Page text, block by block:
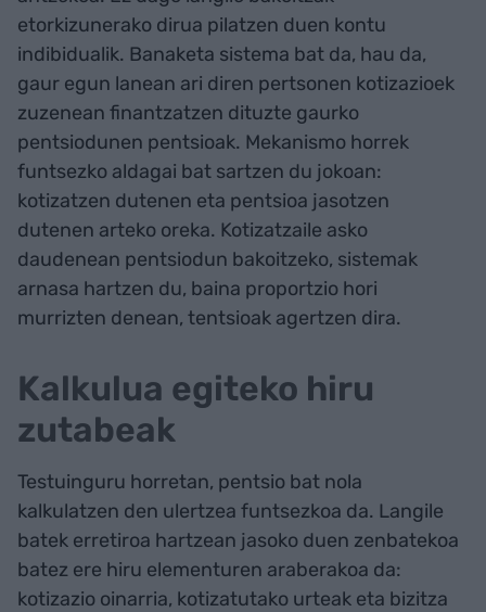
etorkizunerako dirua pilatzen duen kontu
indibidualik. Banaketa sistema bat da, hau da,
gaur egun lanean ari diren pertsonen kotizazioek
zuzenean finantzatzen dituzte gaurko
pentsiodunen pentsioak. Mekanismo horrek
funtsezko aldagai bat sartzen du jokoan:
kotizatzen dutenen eta pentsioa jasotzen
dutenen arteko oreka. Kotizatzaile asko
daudenean pentsiodun bakoitzeko, sistemak
arnasa hartzen du, baina proportzio hori
murrizten denean, tentsioak agertzen dira.
Kalkulua egiteko hiru
zutabeak
Testuinguru horretan, pentsio bat nola
kalkulatzen den ulertzea funtsezkoa da. Langile
batek erretiroa hartzean jasoko duen zenbatekoa
batez ere hiru elementuren araberakoa da:
kotizazio oinarria, kotizatutako urteak eta bizitza